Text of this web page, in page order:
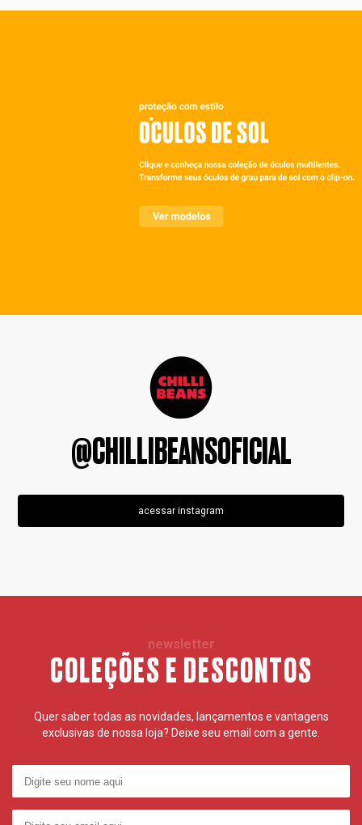
@CHILLIBEANSOFICIAL
acessar instagram
newsletter
COLEÇÕES E DESCONTOS
Quer saber todas as novidades, lançamentos e vantagens
exclusivas de nossa loja? Deixe seu email com a gente.